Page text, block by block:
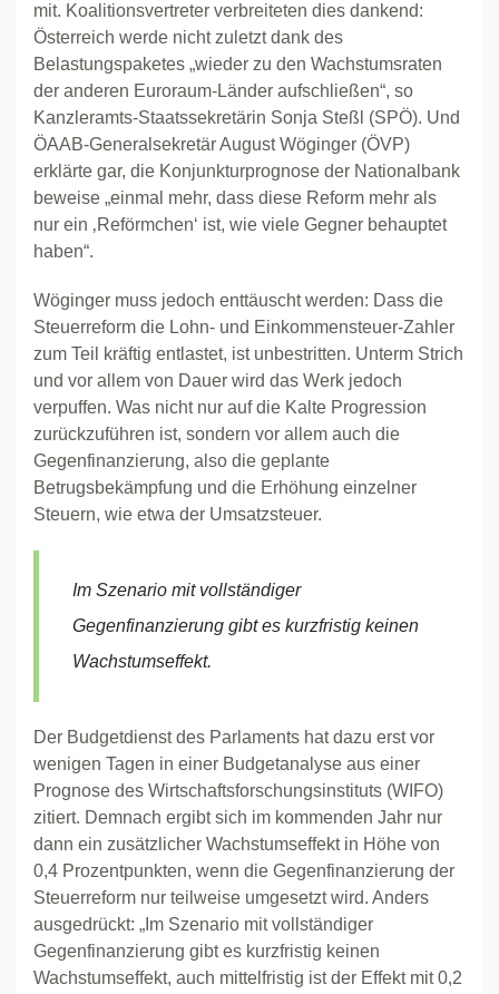
mit. Koalitionsvertreter verbreiteten dies dankend:
Österreich werde nicht zuletzt dank des
Belastungspaketes „wieder zu den Wachstumsraten
der anderen Euroraum-Länder aufschließen“, so
Kanzleramts-Staatssekretärin Sonja Steßl (SPÖ). Und
ÖAAB-Generalsekretär August Wöginger (ÖVP)
erklärte gar, die Konjunkturprognose der Nationalbank
beweise „einmal mehr, dass diese Reform mehr als
nur ein ‚Reförmchen‘ ist, wie viele Gegner behauptet
haben“.
Wöginger muss jedoch enttäuscht werden: Dass die
Steuerreform die Lohn- und Einkommensteuer-Zahler
zum Teil kräftig entlastet, ist unbestritten. Unterm Strich
und vor allem von Dauer wird das Werk jedoch
verpuffen. Was nicht nur auf die Kalte Progression
zurückzuführen ist, sondern vor allem auch die
Gegenfinanzierung, also die geplante
Betrugsbekämpfung und die Erhöhung einzelner
Steuern, wie etwa der Umsatzsteuer.
Im Szenario mit vollständiger
Gegenfinanzierung gibt es kurzfristig keinen
Wachstumseffekt.
Der Budgetdienst des Parlaments hat dazu erst vor
wenigen Tagen in einer Budgetanalyse aus einer
Prognose des Wirtschaftsforschungsinstituts (WIFO)
zitiert. Demnach ergibt sich im kommenden Jahr nur
dann ein zusätzlicher Wachstumseffekt in Höhe von
0,4 Prozentpunkten, wenn die Gegenfinanzierung der
Steuerreform nur teilweise umgesetzt wird. Anders
ausgedrückt: „Im Szenario mit vollständiger
Gegenfinanzierung gibt es kurzfristig keinen
Wachstumseffekt, auch mittelfristig ist der Effekt mit 0,2